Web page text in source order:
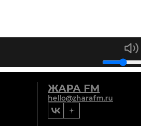
ЖАРА FM
hello@zharafm.ru